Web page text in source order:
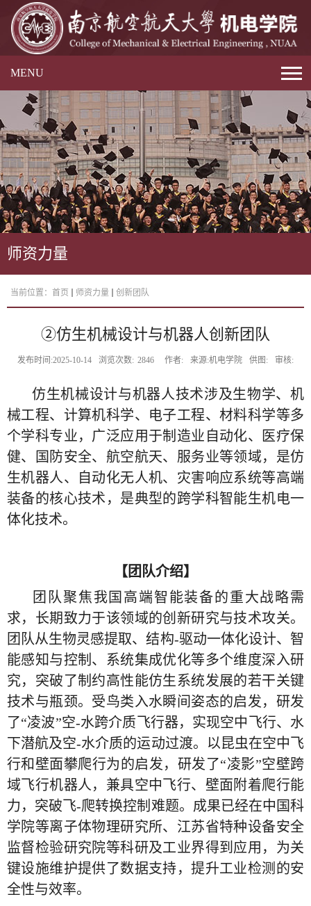
MENU
师资力量
当前位置： 首页 师资力量 创新团队
②仿生机械设计与机器人创新团队
发布时间:2025-10-14 浏览次数: 2846 作者: 来源:机电学院 供图: 审核:
仿生机械设计与机器人技术涉及生物学、机
械工程、计算机科学、电子工程、材料科学等多
个学科专业，广泛应用于制造业自动化、医疗保
健、国防安全、航空航天、服务业等领域，是仿
生机器人、自动化无人机、灾害响应系统等高端
装备的核心技术，是典型的跨学科智能生机电一
体化技术。
【团队介绍】
团队聚焦我国高端智能装备的重大战略需
求，长期致力于该领域的创新研究与技术攻关。
团队从生物灵感提取、结构-驱动一体化设计、智
能感知与控制、系统集成优化等多个维度深入研
究，突破了制约高性能仿生系统发展的若干关键
技术与瓶颈。受鸟类入水瞬间姿态的启发，研发
了“凌波”空-水跨介质飞行器，实现空中飞行、水
下潜航及空-水介质的运动过渡。以昆虫在空中飞
行和壁面攀爬行为的启发，研发了“凌影”空壁跨
域飞行机器人，兼具空中飞行、壁面附着爬行能
力，突破飞-爬转换控制难题。成果已经在中国科
学院等离子体物理研究所、江苏省特种设备安全
监督检验研究院等科研及工业界得到应用，为关
键设施维护提供了数据支持，提升工业检测的安
全性与效率。